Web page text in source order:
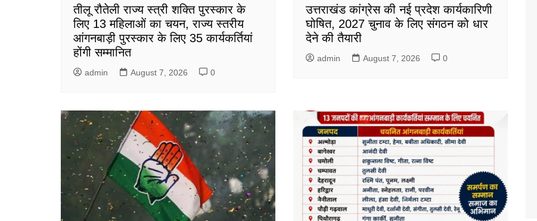
तीलू रौतेली राज्य स्त्री शक्ति पुरस्कार के
लिए 13 महिलाओं का चयन, राज्य स्तरीय
आंगनबाड़ी पुरस्कार के लिए 35 कार्यकर्तियां
होंगी सम्मानित
admin August 7, 2026 0
उत्तराखंड कांग्रेस की नई प्रदेश कार्यकारिणी
घोषित, 2027 चुनाव के लिए संगठन को धार
देने की तैयारी
admin August 7, 2026 0